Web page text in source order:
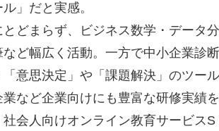
」だと実感。
どまらず、ビジネス数学・データ
ど幅広く活動。一方で中小企業診
「意思決定」や「課題解決」のツー
など企業向けにも豊富な研修実績
会人向けオンライン教育サービス